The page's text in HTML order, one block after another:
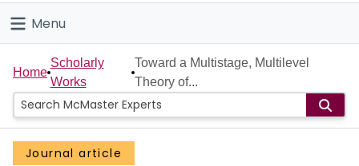
Connect
Menu
Home
People
Groups
Home
Scholarly
Works
Toward a Multistage, Multilevel
Theory of...
Journal article